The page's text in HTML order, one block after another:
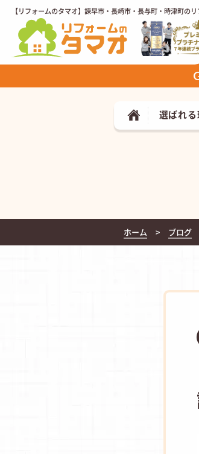
【リフォームのタマオ】諫早市・長崎市・長与町・時津町の
選ばれる
ホーム ブログ